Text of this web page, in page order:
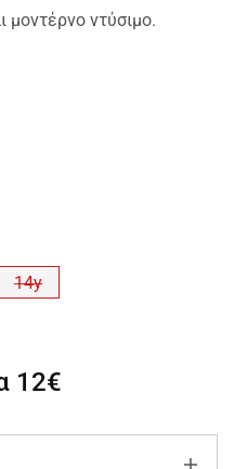
μοντέρνο ντύσιμο.
14y
12€